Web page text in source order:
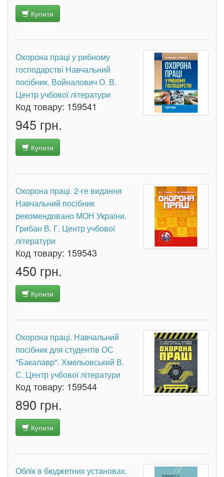
Купити
Охорона праці у рибному
господарстві Навчальний
поcібник. Войналович О. В.
Центр учбової літератури
Код товару: 159541
945 грн.
Купити
Охорона праці. 2-ге видання
Навчальний посібник
рекомендовано МОН України.
Грибан В. Г. Центр учбової
літератури
Код товару: 159543
450 грн.
Купити
Охорона праці. Навчальний
посібник для студентів ОС
"Бакалавр". Хмельовський В.
С. Центр учбової літератури
Код товару: 159544
890 грн.
Купити
Облік в бюджетних установах.